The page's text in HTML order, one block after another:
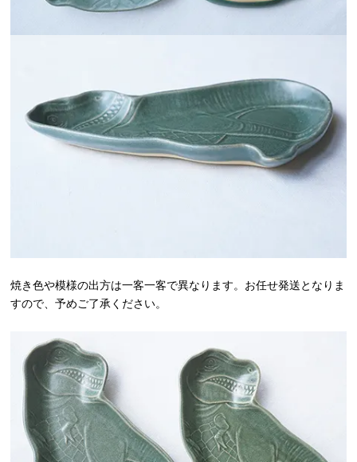
焼き色や模様の出方は一客一客で異なります。お任せ発送となりま
すので、予めご了承ください。